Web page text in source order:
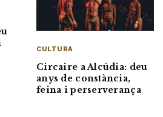
CULTURA
Circaire a Alcúdia: deu
anys de constància,
feina i perserverança